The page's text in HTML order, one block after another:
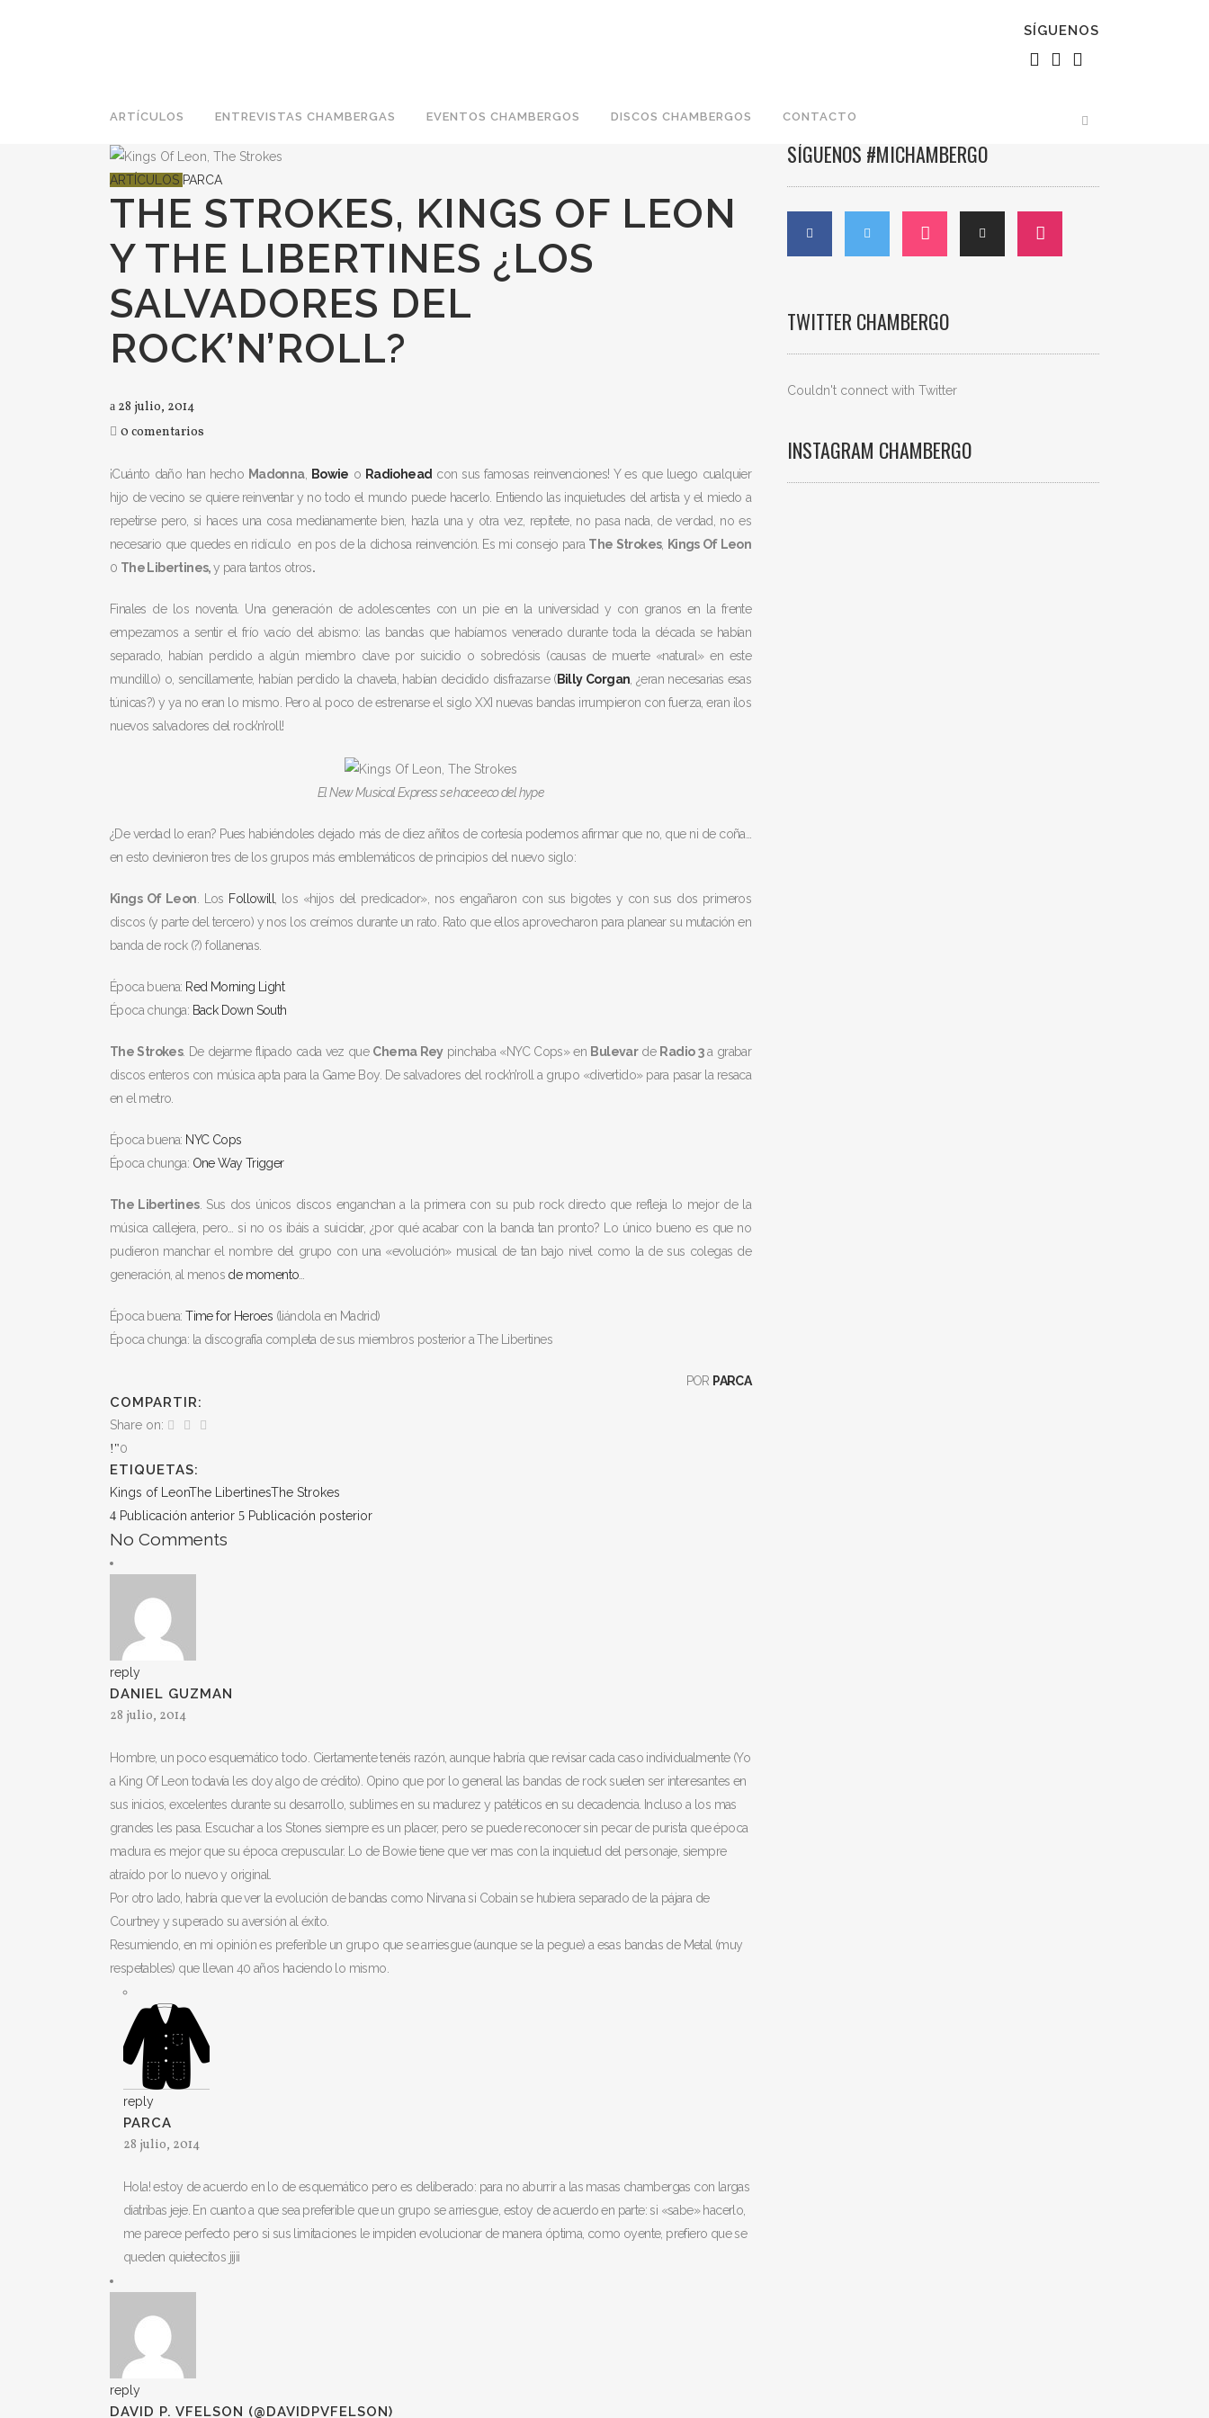
SÍGUENOS
ARTÍCULOS ENTREVISTAS CHAMBERGAS EVENTOS CHAMBERGOS DISCOS CHAMBERGOS CONTACTO
ARTÍCULOS PARCA
THE STROKES, KINGS OF LEON
Y THE LIBERTINES ¿LOS
SALVADORES DEL
ROCK’N’ROLL?
28 julio, 2014
0 comentarios
¡Cuánto daño han hecho Madonna, Bowie o Radiohead con sus famosas reinvenciones! Y es que luego cualquier
hijo de vecino se quiere reinventar y no todo el mundo puede hacerlo. Entiendo las inquietudes del artista y el miedo a
repetirse pero, si haces una cosa medianamente bien, hazla una y otra vez, repítete, no pasa nada, de verdad, no es
necesario que quedes en ridículo en pos de la dichosa reinvención. Es mi consejo para The Strokes, Kings Of Leon
0 The Libertines,y para tantos otros.
Finales de los noventa. Una generación de adolescentes con un pie en la universidad y con granos en la frente
empezamos a sentir el frío vacío del abismo: las bandas que habíamos venerado durante toda la década se habían
separado, habían perdido a algún miembro clave por suicidio o sobredósis (causas de muerte «natural» en este
mundillo) o, sencillamente, habían perdido la chaveta, habían decidido disfrazarse (Billy Corgan, ¿eran necesarias esas
túnicas?) y ya no eran lo mismo. Pero al poco de estrenarse el siglo XXI nuevas bandas irrumpieron con fuerza, eran ¡los
nuevos salvadores del rock’n’roll!
El New Musical Express se hace eco del hype
¿De verdad lo eran? Pues habiéndoles dejado más de diez añitos de cortesía podemos afirmar que no, que ni de coña…
en esto devinieron tres de los grupos más emblemáticos de principios del nuevo siglo:
Kings Of Leon . Los Followill
, los «hijos del predicador», nos engañaron con sus bigotes y con sus dos primeros
discos (y parte del tercero) y nos los creímos durante un rato. Rato que ellos aprovecharon para planear su mutación en
banda de rock (?) follanenas.
Época buena: Red Morning Light
Época chunga: Back Down South
The Strokes. De dejarme flipado cada vez que Chema Reypinchaba «NYC Cops» en Bulevarde Radio 3a grabar
discos enteros con música apta para la Game Boy. De salvadores del rock’n’roll a grupo «divertido» para pasar la resaca
en el metro.
Época buena: NYC Cops
Época chunga: One Way Trigger
The Libertines. Sus dos únicos discos enganchan a la primera con su pub rock directo que refleja lo mejor de la
música callejera, pero… si no os ibáis a suicidar, ¿por qué acabar con la banda tan pronto? Lo único bueno es que no
pudieron manchar el nombre del grupo con una «evolución» musical de tan bajo nivel como la de sus colegas de
generación, al menos de momento
Época buena:Time for Heroes (liándola en Madrid)
Época chunga: la discografía completa de sus miembros posterior a The Libertines
POR PARCA
COMPARTIR:
Share on:
0
ETIQUETAS:
Kings of LeonThe LibertinesThe Strokes
Publicación anterior
Publicación posterior
No Comments
reply
DANIEL GUZMAN
28 julio, 2014
Hombre, un poco esquemático todo. Ciertamente tenéis razón, aunque habría que revisar cada caso individualmente (Yo
a King Of Leon todavía les doy algo de crédito). Opino que por lo general las bandas de rock suelen ser interesantes en
sus inicios, excelentes durante su desarrollo, sublimes en su madurez y patéticos en su decadencia. Incluso a los mas
grandes les pasa. Escuchar a los Stones siempre es un placer, pero se puede reconocer sin pecar de purista que época
madura es mejor que su época crepuscular. Lo de Bowie tiene que ver mas con la inquietud del personaje, siempre
atraído por lo nuevo y original.
Por otro lado, habría que ver la evolución de bandas como Nirvana si Cobain se hubiera separado de la pájara de
Courtney y superado su aversión al éxito.
Resumiendo, en mi opinión es preferible un grupo que se arriesgue (aunque se la pegue) a esas bandas de Metal (muy
respetables) que llevan 40 años haciendo lo mismo.
reply
PARCA
28 julio, 2014
Hola! estoy de acuerdo en lo de esquemático pero es deliberado: para no aburrir a las masas chambergas con largas
diatribas jeje. En cuanto a que sea preferible que un grupo se arriesgue, estoy de acuerdo en parte: si «sabe» hacerlo,
me parece perfecto pero si sus limitaciones le impiden evolucionar de manera óptima, como oyente, prefiero que se
queden quietecitos jijii
reply
DAVID P. VFELSON (@DAVIDPVFELSON)
SÍGUENOS #MICHAMBERGO
TWITTER CHAMBERGO
Couldn't connect with Twitter
INSTAGRAM CHAMBERGO